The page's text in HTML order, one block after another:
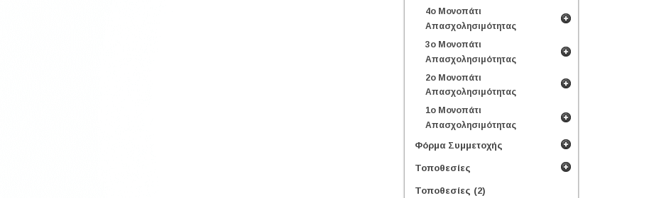
4ο Μονοπάτι
Απασχολησιμότητας
3ο Μονοπάτι
Απασχολησιμότητας
2ο Μονοπάτι
Απασχολησιμότητας
1ο Μονοπάτι
Απασχολησιμότητας
Φόρμα Συμμετοχής
Τοποθεσίες
Τοποθεσίες (2)